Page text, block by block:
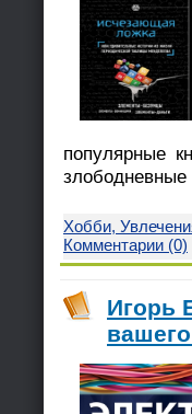
популярные
Хобби,
Комментарии (0)
Игорь